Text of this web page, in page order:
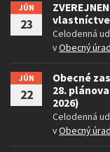
JÚN
23
vlastníctve
Celodenná
vObecný
JÚN
22
Obecné
28.
2026)
Celodenná
vObecný